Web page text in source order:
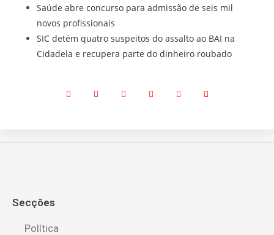
Saúde abre concurso para admissão de seis mil
novos profissionais
SIC detém quatro suspeitos do assalto ao BAI na
Cidadela e recupera parte do dinheiro roubado
Secções
Política